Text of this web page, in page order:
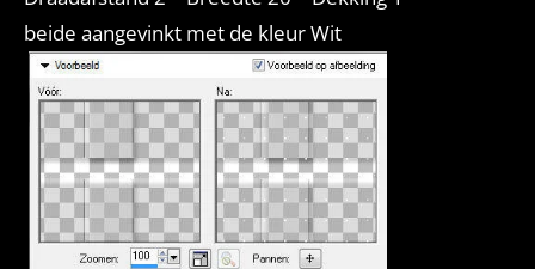
beide aangevinkt met de kleur Wit